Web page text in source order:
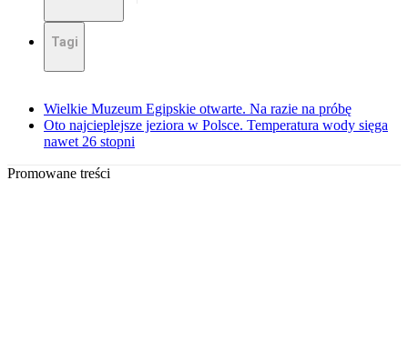
Tagi
Wielkie Muzeum Egipskie otwarte. Na razie na próbę
Oto najcieplejsze jeziora w Polsce. Temperatura wody sięga
nawet 26 stopni
Promowane treści